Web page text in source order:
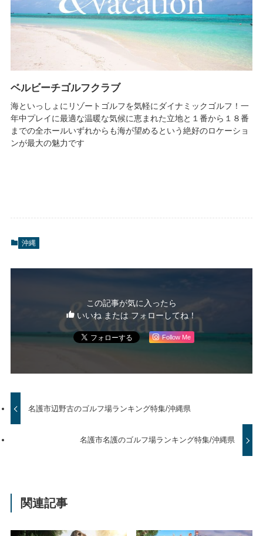
ベルビーチゴルフクラブ
海といっしょにリゾートゴルフを気軽にダイナミックゴルフ！一
年中プレイに最適な温暖な気候に恵まれた立地と１番から１８番
までの全ホールいずれからも海が望めるという絶好のロケーショ
ンが最大の魅力です
沖縄
この記事が気に入ったら
いいね または フォローしてね！
Follow Me
名護市辺野古のゴルフ場ランキング特集/沖縄県
名護市名護のゴルフ場ランキング特集/沖縄県
関連記事